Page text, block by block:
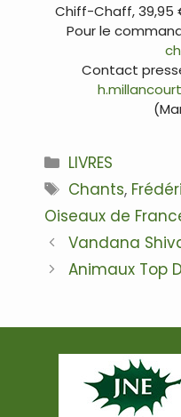
Chiff-Chaff, 39,95
Pour le
Contact
Catégories
LIVRES
Étiquettes
Chants,
Oiseaux de
Navigation
des
Vandana
Animaux Top